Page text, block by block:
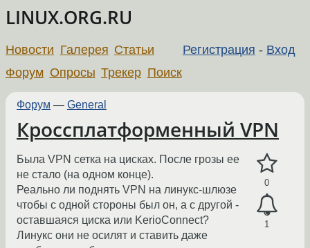
LINUX.ORG.RU
Регистрация - Вход
Новости Галерея Статьи
Форум Опросы Трекер Поиск
Форум — General
Кросcплатформенный VPN
0
1
Была VPN сетка на цисках. После грозы ее
не стало (на одном конце).
Реально ли поднять VPN на линукс-шлюзе
чтобы с одной стороны был он, а с другой -
оставшаяся циска или KerioConnect?
Линукс они не осилят и ставить даже